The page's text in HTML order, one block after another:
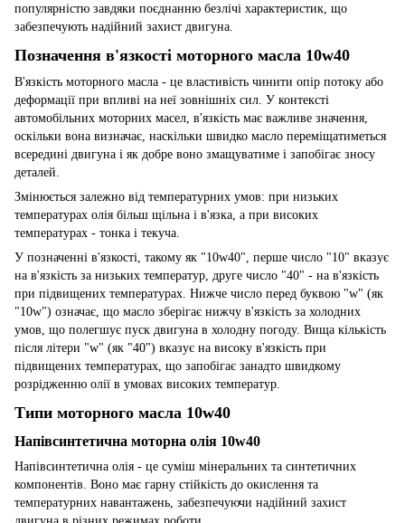
популярністю завдяки поєднанню безлічі характеристик, що
забезпечують надійний захист двигуна.
Позначення в'язкості моторного масла 10w40
В'язкість моторного масла - це властивість чинити опір потоку або
деформації при впливі на неї зовнішніх сил. У контексті
автомобільних моторних масел, в'язкість має важливе значення,
оскільки вона визначає, наскільки швидко масло переміщатиметься
всередині двигуна і як добре воно змащуватиме і запобігає зносу
деталей.
Змінюється залежно від температурних умов: при низьких
температурах олія більш щільна і в'язка, а при високих
температурах - тонка і текуча.
У позначенні в'язкості, такому як "10w40", перше число "10" вказує
на в'язкість за низьких температур, друге число "40" - на в'язкість
при підвищених температурах. Нижче число перед буквою "w" (як
"10w") означає, що масло зберігає нижчу в'язкість за холодних
умов, що полегшує пуск двигуна в холодну погоду. Вища кількість
після літери "w" (як "40") вказує на високу в'язкість при
підвищених температурах, що запобігає занадто швидкому
розрідженню олії в умовах високих температур.
Типи моторного масла 10w40
Напівсинтетична моторна олія 10w40
Напівсинтетична олія - це суміш мінеральних та синтетичних
компонентів. Воно має гарну стійкість до окислення та
температурних навантажень, забезпечуючи надійний захист